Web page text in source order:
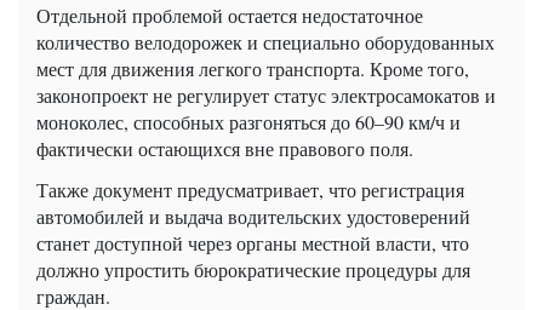
Отдельной проблемой остается недостаточное
количество велодорожек и специально оборудованных
мест для движения легкого транспорта. Кроме того,
законопроект не регулирует статус электросамокатов и
моноколес, способных разгоняться до 60–90 км/ч и
фактически остающихся вне правового поля.
Также документ предусматривает, что регистрация
автомобилей и выдача водительских удостоверений
станет доступной через органы местной власти, что
должно упростить бюрократические процедуры для
граждан.